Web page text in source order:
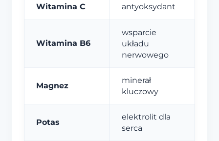
Witamina C antyoksydant
Witamina B6
wsparcie
układu
nerwowego
Magnez
minerał
kluczowy
Potas
elektrolit dla
serca